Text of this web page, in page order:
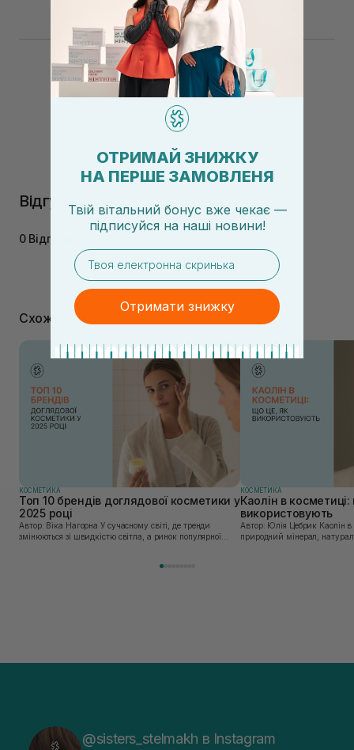
Відгуки
0 Відгуків
Схожі статті
КОСМЕТИКА
Топ 10 брендів доглядової косметики у
2025 році
Автор: Віка Нагорна У сучасному світі, де тренди
змінюються зі швидкістю світла, а ринок популярної
КОСМЕТИКА
Каолін в
використовують
Автор: Юлія Цебрик Каолін в косметології – це
природний мінерал,
@sisters_stelmakh в Instagram
ОТРИМАЙ ЗНИЖКУ
НА ПЕРШЕ ЗАМОВЛЕНЯ
Твій вітальний бонус вже чекає —
підписуйся на наші новини!
email
Отримати знижку